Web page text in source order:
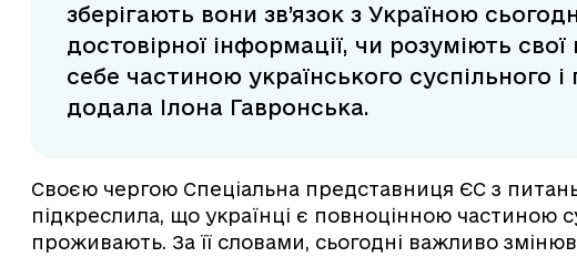
зберігають вони зв’язок з Україною
достовірної інформації, чи розуміють
себе частиною українського суспільного
додала Ілона Гавронська.
Своєю чергою Спеціальна представниця ЄС з питань
підкреслила, що українці є повноцінною частиною
проживають. За її словами, сьогодні важливо